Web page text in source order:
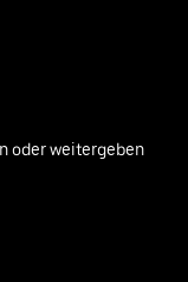
oder weitergeben